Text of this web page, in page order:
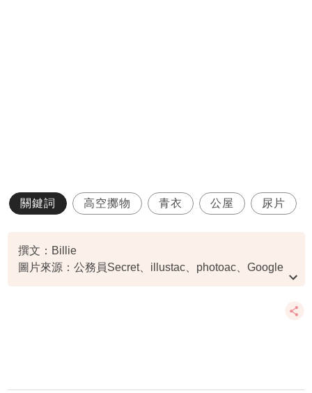
關鍵詞 高空擲物 青衣 公屋 尿片
撰文：Billie
圖片來源：公務員Secret、illustac、photoac、Google